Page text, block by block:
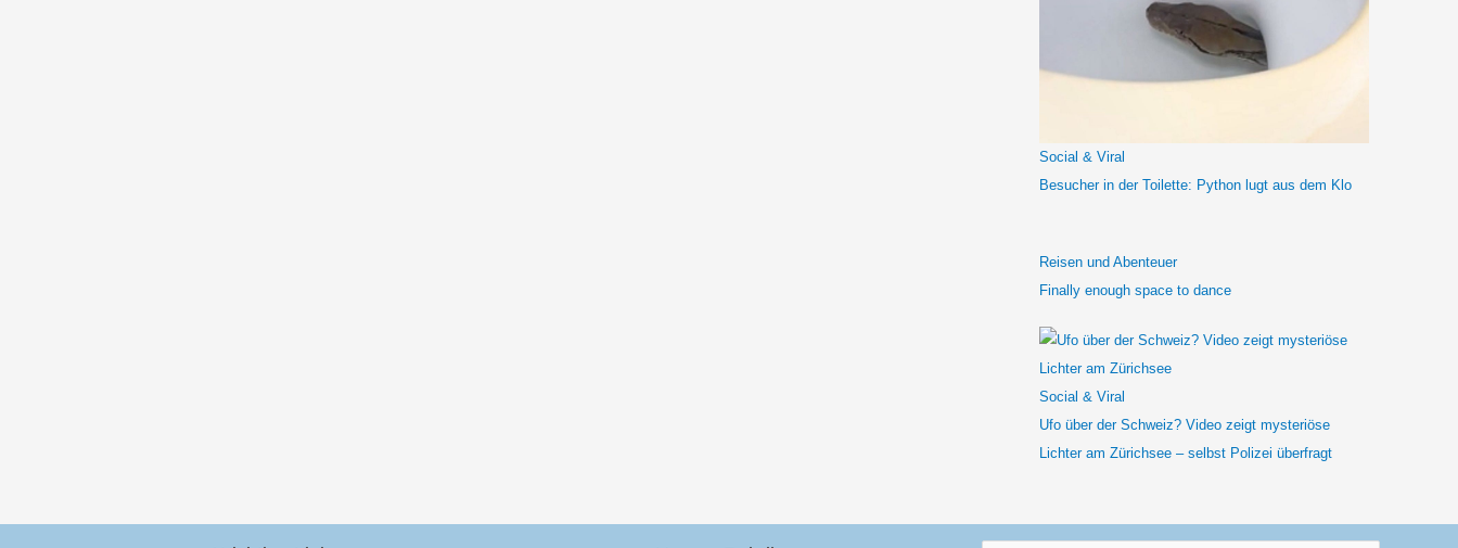
h
Social & Viral
Besucher in der Toilette: Python lugt aus dem Klo
Reisen und Abenteuer
Finally enough space to dance
Social & Viral
Ufo über der Schweiz? Video zeigt mysteriöse
Lichter am Zürichsee – selbst Polizei überfragt